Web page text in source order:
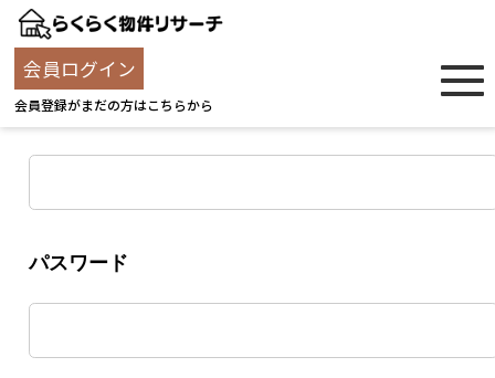
会員ログイン
会員登録がまだの方はこちらから
ユーザー名
パスワード